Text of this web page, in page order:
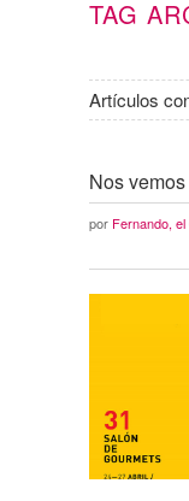
TAG
Artículos
Nos
por Fernando,